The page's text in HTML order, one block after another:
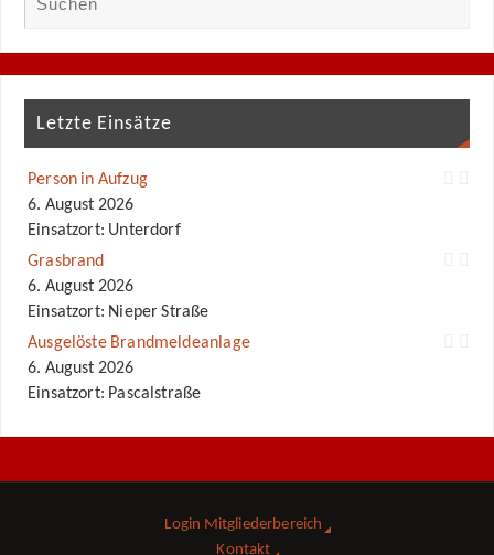
Letzte Einsätze
Person in Aufzug
6. August 2026
Einsatzort: Unterdorf
Grasbrand
6. August 2026
Einsatzort: Nieper Straße
Ausgelöste Brandmeldeanlage
6. August 2026
Einsatzort: Pascalstraße
Login Mitgliederbereich
Kontakt